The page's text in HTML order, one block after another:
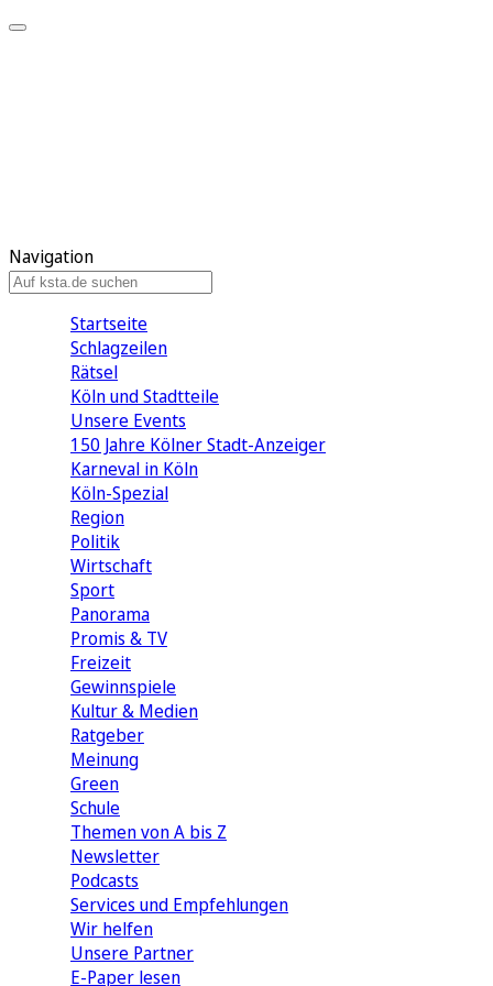
Navigation
Startseite
Schlagzeilen
Rätsel
Köln und Stadtteile
Unsere Events
150 Jahre Kölner Stadt-Anzeiger
Karneval in Köln
Köln-Spezial
Region
Politik
Wirtschaft
Sport
Panorama
Promis & TV
Freizeit
Gewinnspiele
Kultur & Medien
Ratgeber
Meinung
Green
Schule
Themen von A bis Z
Newsletter
Podcasts
Services und Empfehlungen
Wir helfen
Unsere Partner
E-Paper lesen